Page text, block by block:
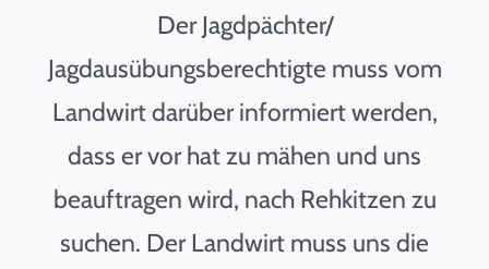
Der Jagdpächter/
Jagdausübungsberechtigte muss vom
Landwirt darüber informiert werden,
dass er vor hat zu mähen und uns
beauftragen wird, nach Rehkitzen zu
suchen. Der Landwirt muss uns die